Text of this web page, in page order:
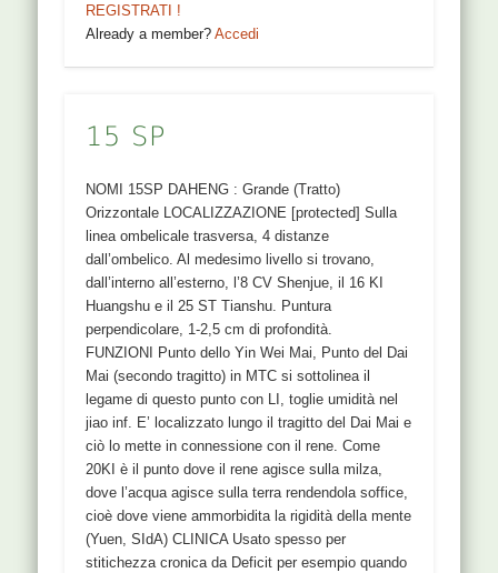
REGISTRATI !
Already a member?Accedi
15 SP
NOMI 15SP DAHENG : Grande (Tratto)
Orizzontale LOCALIZZAZIONE [protected] Sulla
linea ombelicale trasversa, 4 distanze
dall’ombelico. Al medesimo livello si trovano,
dall’interno all’esterno, l’8 CV Shenjue, il 16 KI
Huangshu e il 25 ST Tianshu. Puntura
perpendicolare, 1-2,5 cm di profondità.
FUNZIONI Punto dello Yin Wei Mai, Punto del Dai
Mai (secondo tragitto) in MTC si sottolinea il
legame di questo punto con LI, toglie umidità nel
jiao inf. E’ localizzato lungo il tragitto del Dai Mai e
ciò lo mette in connessione con il rene. Come
20KI è il punto dove il rene agisce sulla milza,
dove l’acqua agisce sulla terra rendendola soffice,
cioè dove viene ammorbidita la rigidità della mente
(Yuen, SIdA) CLINICA Usato spesso per
stitichezza cronica da Deficit per esempio quando